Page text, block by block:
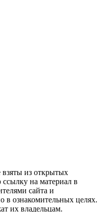
из открытых
на материал в
сайта и
в ознакомительных целях.
их владельцам.